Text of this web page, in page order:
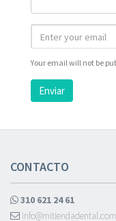
Your email will not be
Enviar
CONTACTO
310 621 24 61